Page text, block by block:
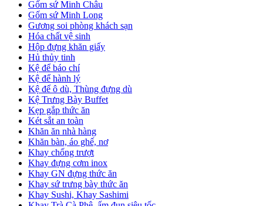
Gốm sứ Minh Châu
Gốm sứ Minh Long
Gương soi phòng khách sạn
Hóa chất vệ sinh
Hộp đựng khăn giấy
Hủ thủy tinh
Kệ để báo chí
Kệ để hành lý
Kệ để ô dù, Thùng đựng dù
Kệ Trưng Bày Buffet
Kẹp gắp thức ăn
Két sắt an toàn
Khăn ăn nhà hàng
Khăn bàn, áo ghế, nơ
Khay chống trượt
Khay đựng cơm inox
Khay GN đựng thức ăn
Khay sứ trưng bày thức ăn
Khay Sushi, Khay Sashimi